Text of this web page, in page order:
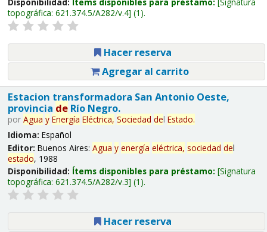
topográfica: 621.374.5/A282/v.4 (1).
Hacer reserva
Agregar al carrito
Estacion transformadora San Antonio Oeste,
provincia deRío Negro.
por Agua y Energía Eléctrica, Sociedad del Estado.
Idioma: Español
Editor: Buenos Aires: Agua y energía eléctrica, sociedad del
estado, 1988
Disponibilidad: Ítems disponibles para préstamo: Signatura
topográfica: 621.374.5/A282/v.3 (1).
Hacer reserva